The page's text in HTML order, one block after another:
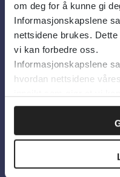
om deg for å kunne gi
Informasjonskapslene
nettsidene brukes.
vi kan forbedre oss.
Informasjonskapslene
hvordan nettsidene
Om oss
Om Helsebiblioteket
Personvern og
Information in
Bilder fra